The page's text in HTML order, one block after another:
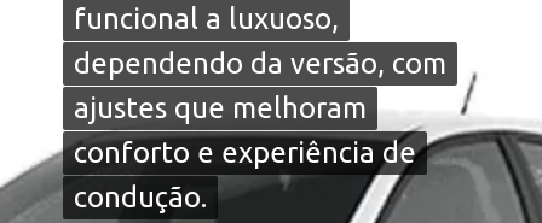
funcional a luxuoso,
dependendo da versão, com
ajustes que melhoram
conforto e experiência de
condução.
funcional a luxuoso,
dependendo da versão, com
ajustes que melhoram
conforto e experiência de
condução.